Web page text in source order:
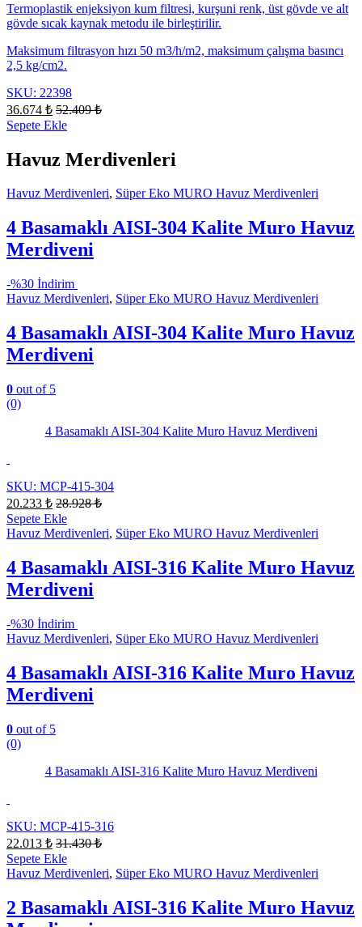
Termoplastik enjeksiyon kum filtresi, kurşuni renk, üst gövde ve alt
gövde sıcak kaynak metodu ile birleştirilir.
Maksimum filtrasyon hızı 50 m3/h/m2, maksimum çalışma basıncı
2,5 kg/cm2.
SKU: 22398
36.674 ₺ 52.409₺
Sepete Ekle
Havuz Merdivenleri
Havuz Merdivenleri, Süper Eko MURO Havuz Merdivenleri
4 Basamaklı AISI-304 Kalite Muro Havuz
Merdiveni
-%30 İndirim
Havuz Merdivenleri, Süper Eko MURO Havuz Merdivenleri
4 Basamaklı AISI-304 Kalite Muro Havuz
Merdiveni
0 out of 5
(0)
4 Basamaklı AISI-304 Kalite Muro Havuz Merdiveni
SKU: MCP-415-304
20.233 ₺ 28.928₺
Sepete Ekle
Havuz Merdivenleri, Süper Eko MURO Havuz Merdivenleri
4 Basamaklı AISI-316 Kalite Muro Havuz
Merdiveni
-%30 İndirim
Havuz Merdivenleri, Süper Eko MURO Havuz Merdivenleri
4 Basamaklı AISI-316 Kalite Muro Havuz
Merdiveni
0 out of 5
(0)
4 Basamaklı AISI-316 Kalite Muro Havuz Merdiveni
SKU: MCP-415-316
22.013 ₺ 31.430₺
Sepete Ekle
Havuz Merdivenleri, Süper Eko MURO Havuz Merdivenleri
2 Basamaklı AISI-316 Kalite Muro Havuz